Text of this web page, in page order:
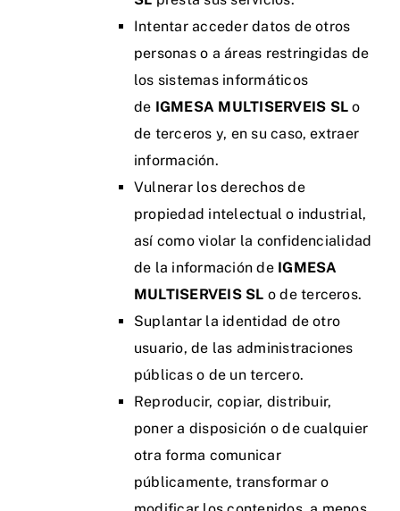
Intentar acceder datos de otros
personas o a áreas restringidas de
los sistemas informáticos
de IGMESA MULTISERVEIS SL o
de terceros y, en su caso, extraer
información.
Vulnerar los derechos de
propiedad intelectual o industrial,
así como violar la confidencialidad
de la información de IGMESA
MULTISERVEIS SL o de terceros.
Suplantar la identidad de otro
usuario, de las administraciones
públicas o de un tercero.
Reproducir, copiar, distribuir,
poner a disposición o de cualquier
otra forma comunicar
públicamente, transformar o